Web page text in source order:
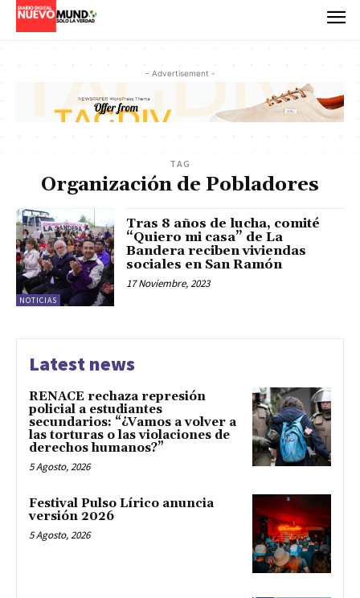
- Advertisement -
TAG
Organización de Pobladores
NOTICIAS
Tras 8 años de lucha, comité
“Quiero mi casa” de La
Bandera reciben viviendas
sociales en San Ramón
17 Noviembre, 2023
Latest news
RENACE rechaza represión
policial a estudiantes
secundarios: “¿Vamos a volver a
las torturas o las violaciones de
derechos humanos?”
5 Agosto, 2026
Festival Pulso Lírico anuncia
versión 2026
5 Agosto, 2026